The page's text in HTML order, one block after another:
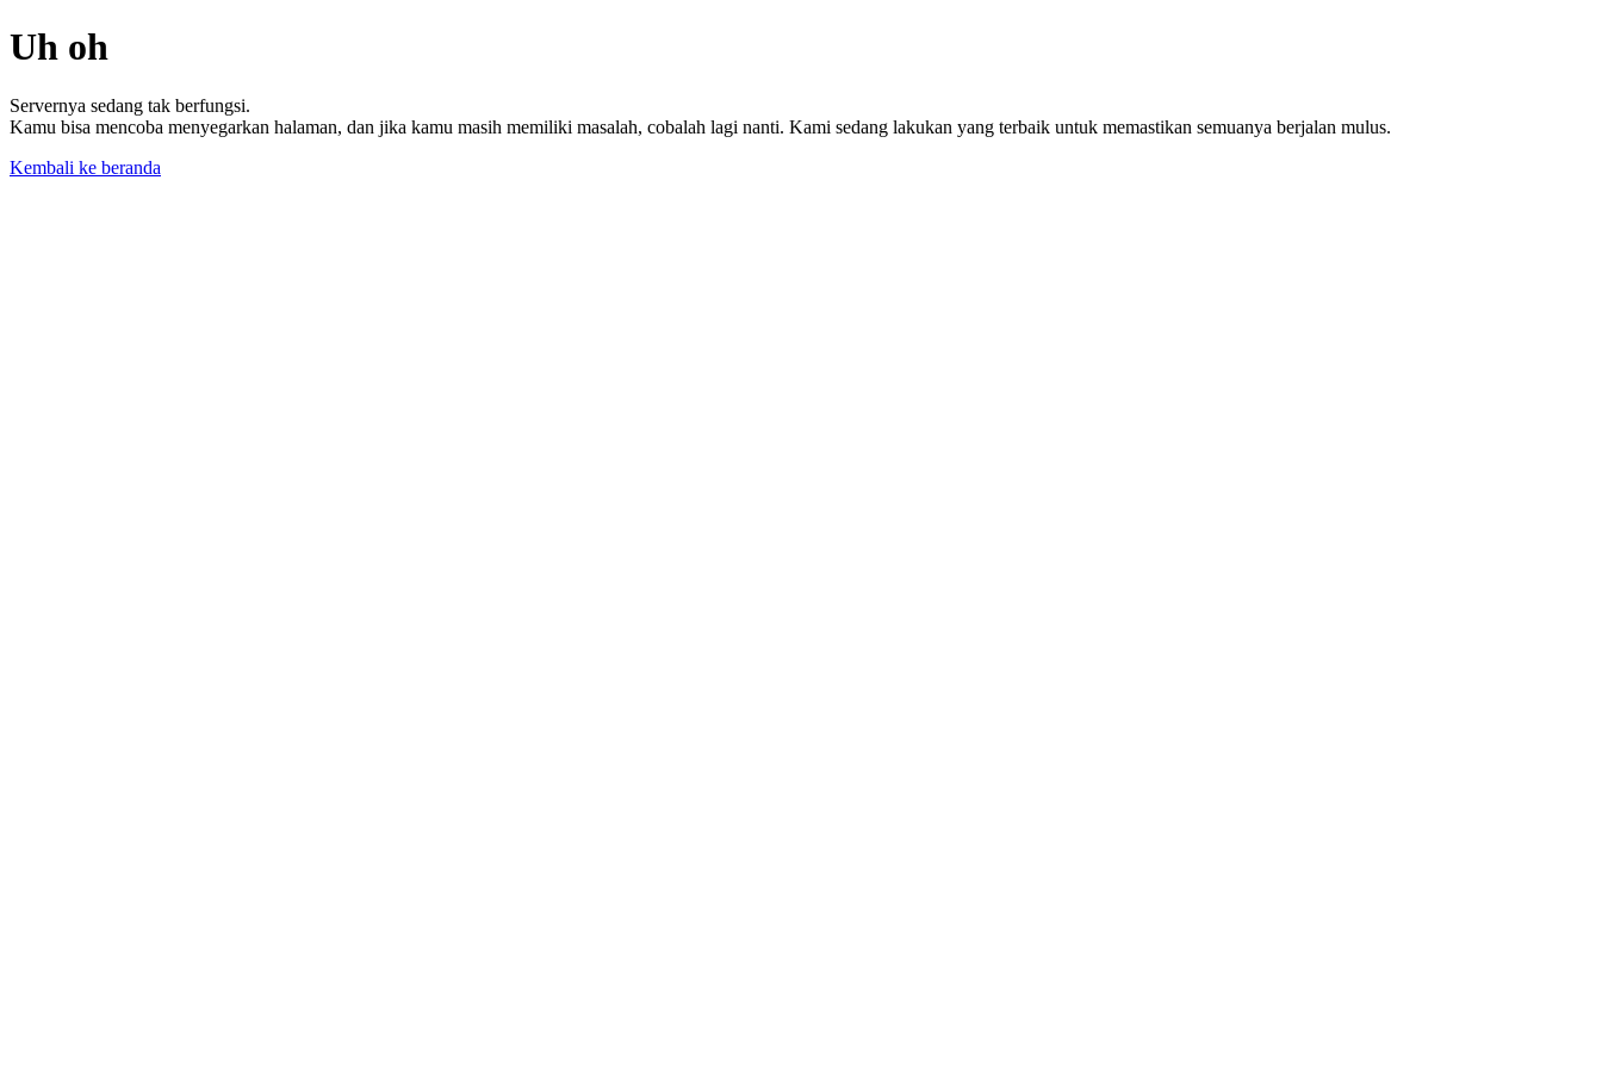
Uh oh
Servernya sedang tak berfungsi.
Kamu bisa mencoba menyegarkan halaman, dan jika kamu masih memiliki masalah, cobalah lagi nanti. Kami sedang lakukan yang terbaik untuk memastikan semuanya berjalan mulus.
Kembali ke beranda